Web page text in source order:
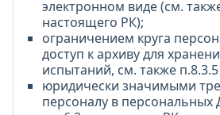
электронном виде (см.
настоящего РК);
ограничением круга
доступ к архиву для
испытаний, см. также
юридически значимыми
персоналу в